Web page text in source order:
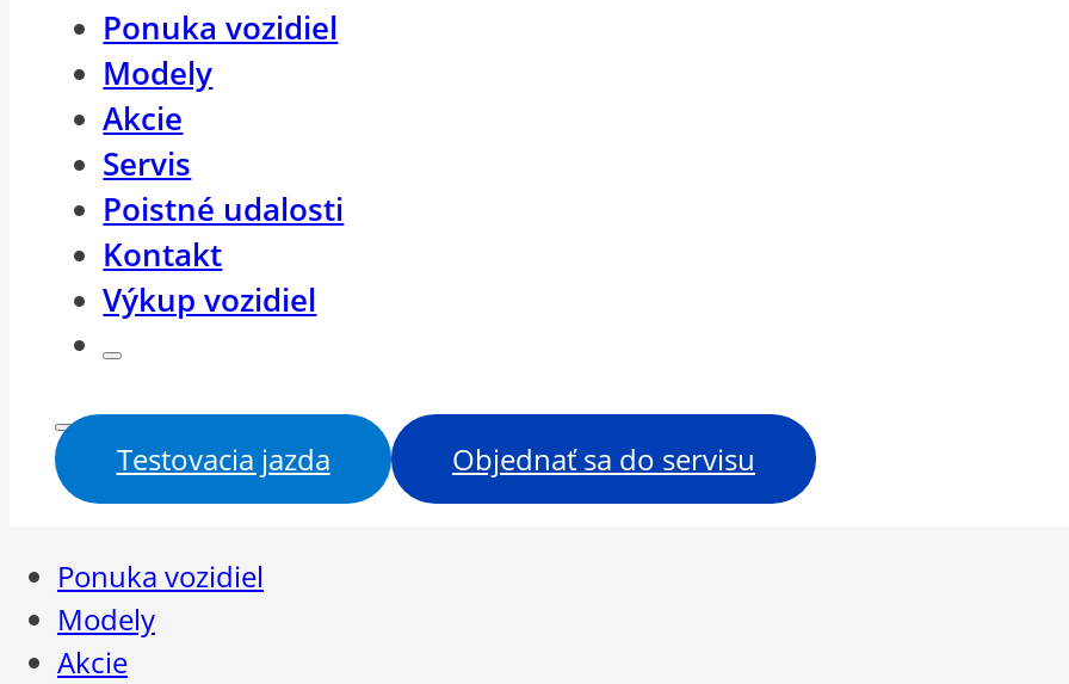
Ponuka vozidiel
Modely
Akcie
Servis
Poistné udalosti
Kontakt
Výkup vozidiel
Testovacia jazda Objednať sa do servisu
Ponuka vozidiel
Modely
Akcie